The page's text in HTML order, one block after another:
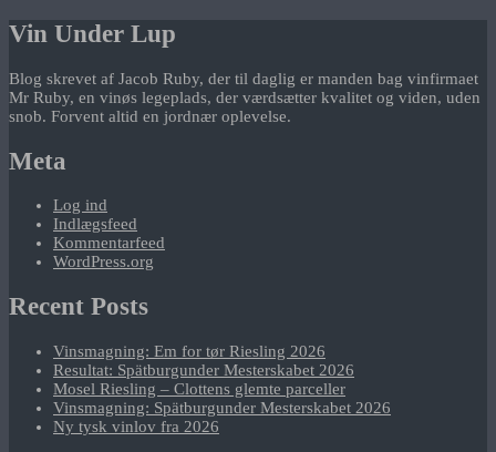
Vin Under Lup
Blog skrevet af Jacob Ruby, der til daglig er manden bag vinfirmaet
Mr Ruby, en vinøs legeplads, der værdsætter kvalitet og viden, uden
snob. Forvent altid en jordnær oplevelse.
Meta
Log ind
Indlægsfeed
Kommentarfeed
WordPress.org
Recent Posts
Vinsmagning: Em for tør Riesling 2026
Resultat: Spätburgunder Mesterskabet 2026
Mosel Riesling – Clottens glemte parceller
Vinsmagning: Spätburgunder Mesterskabet 2026
Ny tysk vinlov fra 2026